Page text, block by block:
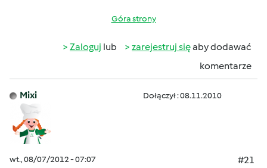
Góra strony
Zaloguj lub zarejestruj sięaby dodawać
komentarze
Mixi Dołączył : 08.11.2010
wt., 08/07/2012 - 07:07
#21